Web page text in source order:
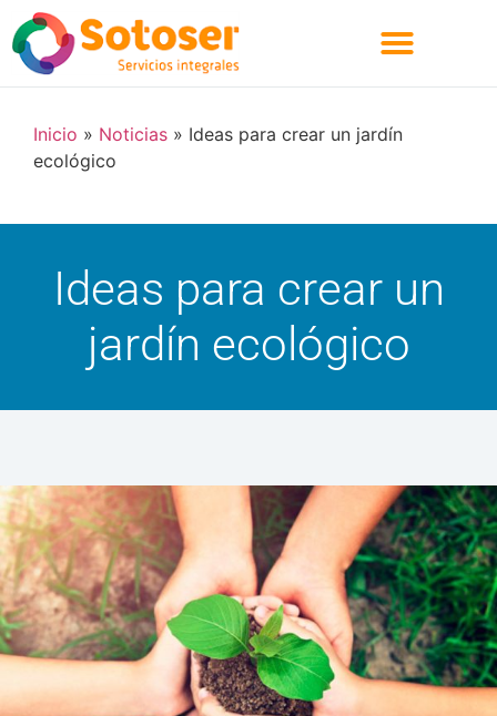
Inicio » Noticias » Ideas para crear un jardín
ecológico
Ideas para crear un
jardín ecológico